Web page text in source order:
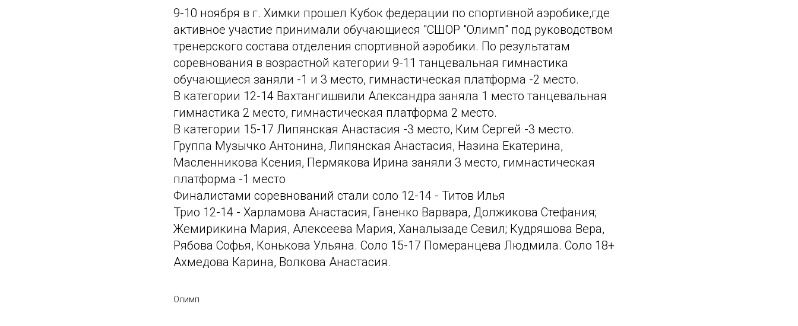
9-10 ноября в г. Химки прошел Кубок федерации по спортивной аэробике,где
активное участие принимали обучающиеся "СШОР "Олимп" под руководством
тренерского состава отделения спортивной аэробики. По результатам
соревнования в возрастной категории 9-11 танцевальная гимнастика
обучающиеся заняли -1 и 3 место, гимнастическая платформа -2 место.
В категории 12-14 Вахтангишвили Александра заняла 1 место танцевальная
гимнастика 2 место, гимнастическая платформа 2 место.
В категории 15-17 Липянская Анастасия -3 место, Ким Сергей -3 место.
Группа Музычко Антонина, Липянская Анастасия, Назина Екатерина,
Масленникова Ксения, Пермякова Ирина заняли 3 место, гимнастическая
платформа -1 место
Финалистами соревнований стали соло 12-14 - Титов Илья
Трио 12-14 - Харламова Анастасия, Ганенко Варвара, Должикова Стефания;
Жемирикина Мария, Алексеева Мария, Ханалызаде Севил; Кудряшова Вера,
Рябова Софья, Конькова Ульяна. Соло 15-17 Померанцева Людмила. Соло 18+
Ахмедова Карина, Волкова Анастасия.
Олимп